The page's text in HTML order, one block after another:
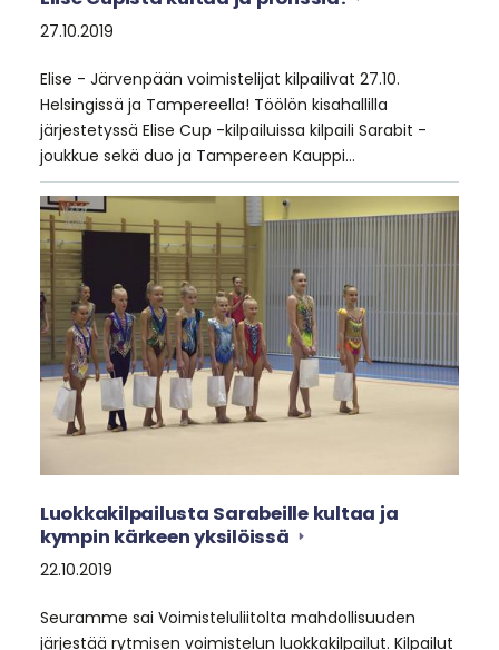
27.10.2019
Elise - Järvenpään voimistelijat kilpailivat 27.10.
Helsingissä ja Tampereella! Töölön kisahallilla
järjestetyssä Elise Cup -kilpailuissa kilpaili Sarabit -
joukkue sekä duo ja Tampereen Kauppi…
Luokkakilpailusta Sarabeille kultaa ja
kympin kärkeen yksilöissä
22.10.2019
Seuramme sai Voimisteluliitolta mahdollisuuden
järjestää rytmisen voimistelun luokkakilpailut. Kilpailut